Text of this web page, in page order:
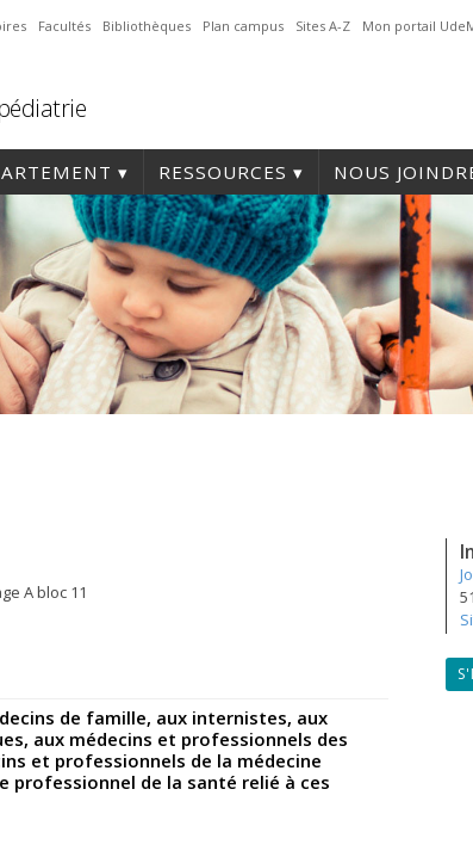
Facultés Bibliothèques Plan campus Sites A-Z Mon portail
RESSOURCES NOUS
A bloc 11
de famille, aux internistes, aux
aux médecins et professionnels des
et professionnels de la médecine
de la santé relié à ces